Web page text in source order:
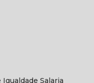
Salaria